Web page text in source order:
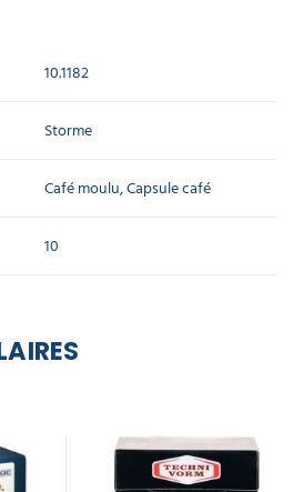
10.1182
Storme
Café moulu, Capsule café
10